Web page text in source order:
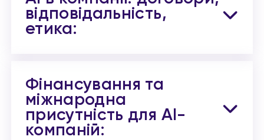
відповідальність,
етика:
Фінансування та
міжнародна
присутність для AI-
компаній: